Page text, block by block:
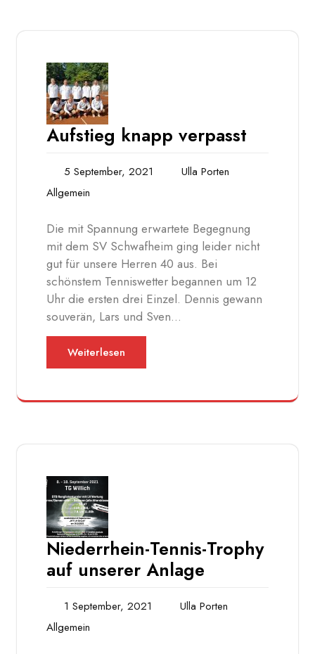
Aufstieg knapp verpasst
5 September, 2021
Ulla Porten
Allgemein
Die mit Spannung erwartete Begegnung
mit dem SV Schwafheim ging leider nicht
gut für unsere Herren 40 aus. Bei
schönstem Tenniswetter begannen um 12
Uhr die ersten drei Einzel. Dennis gewann
souverän, Lars und Sven…
Weiterlesen
Niederrhein-Tennis-Trophy
auf unserer Anlage
1 September, 2021
Ulla Porten
Allgemein